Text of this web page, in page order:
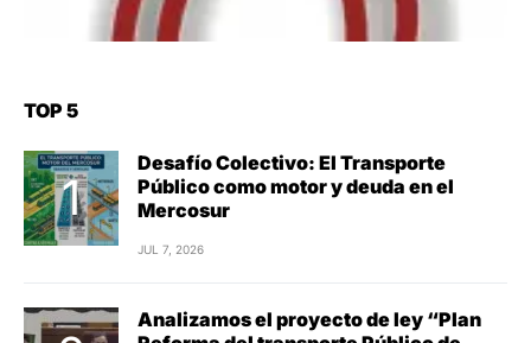
TOP 5
Desafío Colectivo: El Transporte
Público como motor y deuda en el
Mercosur
JUL 7, 2026
Analizamos el proyecto de ley “Plan